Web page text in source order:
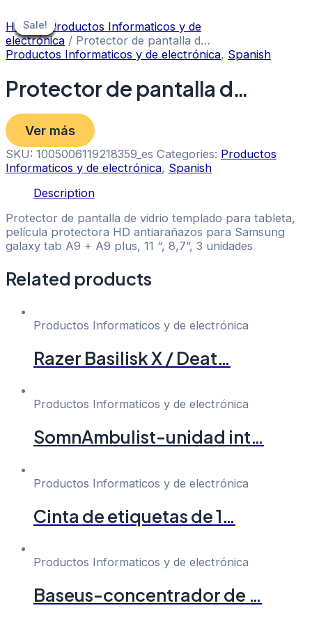
to
content
Sale!
Home/ Productos Informaticos y de
electrónica / Protector de pantalla d…
Productos Informaticos y de electrónica, Spanish
Protector de pantalla d…
Ver más
SKU: 1005006119218359_es Categories: Productos
Informaticos y de electrónica, Spanish
Description
Protector de pantalla de vidrio templado para tableta,
película protectora HD antiarañazos para Samsung
galaxy tab A9 + A9 plus, 11 “, 8,7”, 3 unidades
Related products
Sale!
Sale!
Productos Informaticos y de electrónica
Razer Basilisk X / Deat…
Sale!
Sale!
Productos Informaticos y de electrónica
SomnAmbulist-unidad int…
Sale!
Sale!
Productos Informaticos y de electrónica
Cinta de etiquetas de 1…
Sale!
Sale!
Productos Informaticos y de electrónica
Baseus-concentrador de …